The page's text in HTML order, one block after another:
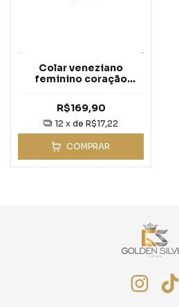
Colar veneziano
feminino coração
R$169,90
12 x de R$17,22
COMPRAR